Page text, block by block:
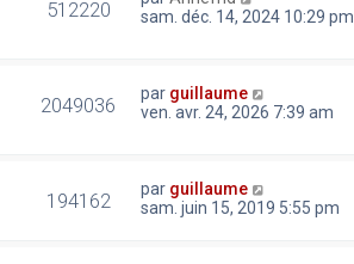
512220
sam. déc. 14, 2024 10:29 pm
2049036 par guillaume
ven. avr. 24, 2026 7:39 am
194162 par guillaume
sam. juin 15, 2019 5:55 pm